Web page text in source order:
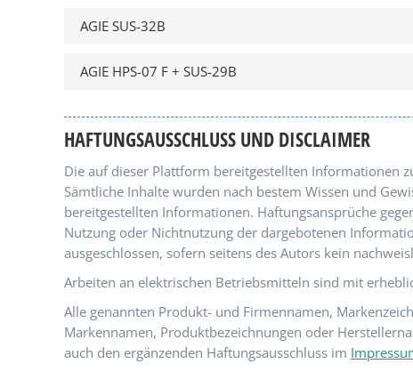
AGIE SUS-32B
AGIE HPS-07 F + SUS-29B
HAFTUNGSAUSSCHLUSS UND DISCLAIMER
Die auf dieser Plattform bereitgestellten Informationen
Sämtliche Inhalte wurden nach bestem Wissen und
bereitgestellten Informationen. Haftungsansprüche
Nutzung oder Nichtnutzung der dargebotenen
ausgeschlossen, sofern seitens des Autors kein
Arbeiten an elektrischen Betriebsmitteln sind mit
Alle genannten Produkt- und Firmennamen,
Markennamen, Produktbezeichnungen oder
auch den ergänzenden Haftungsausschluss im